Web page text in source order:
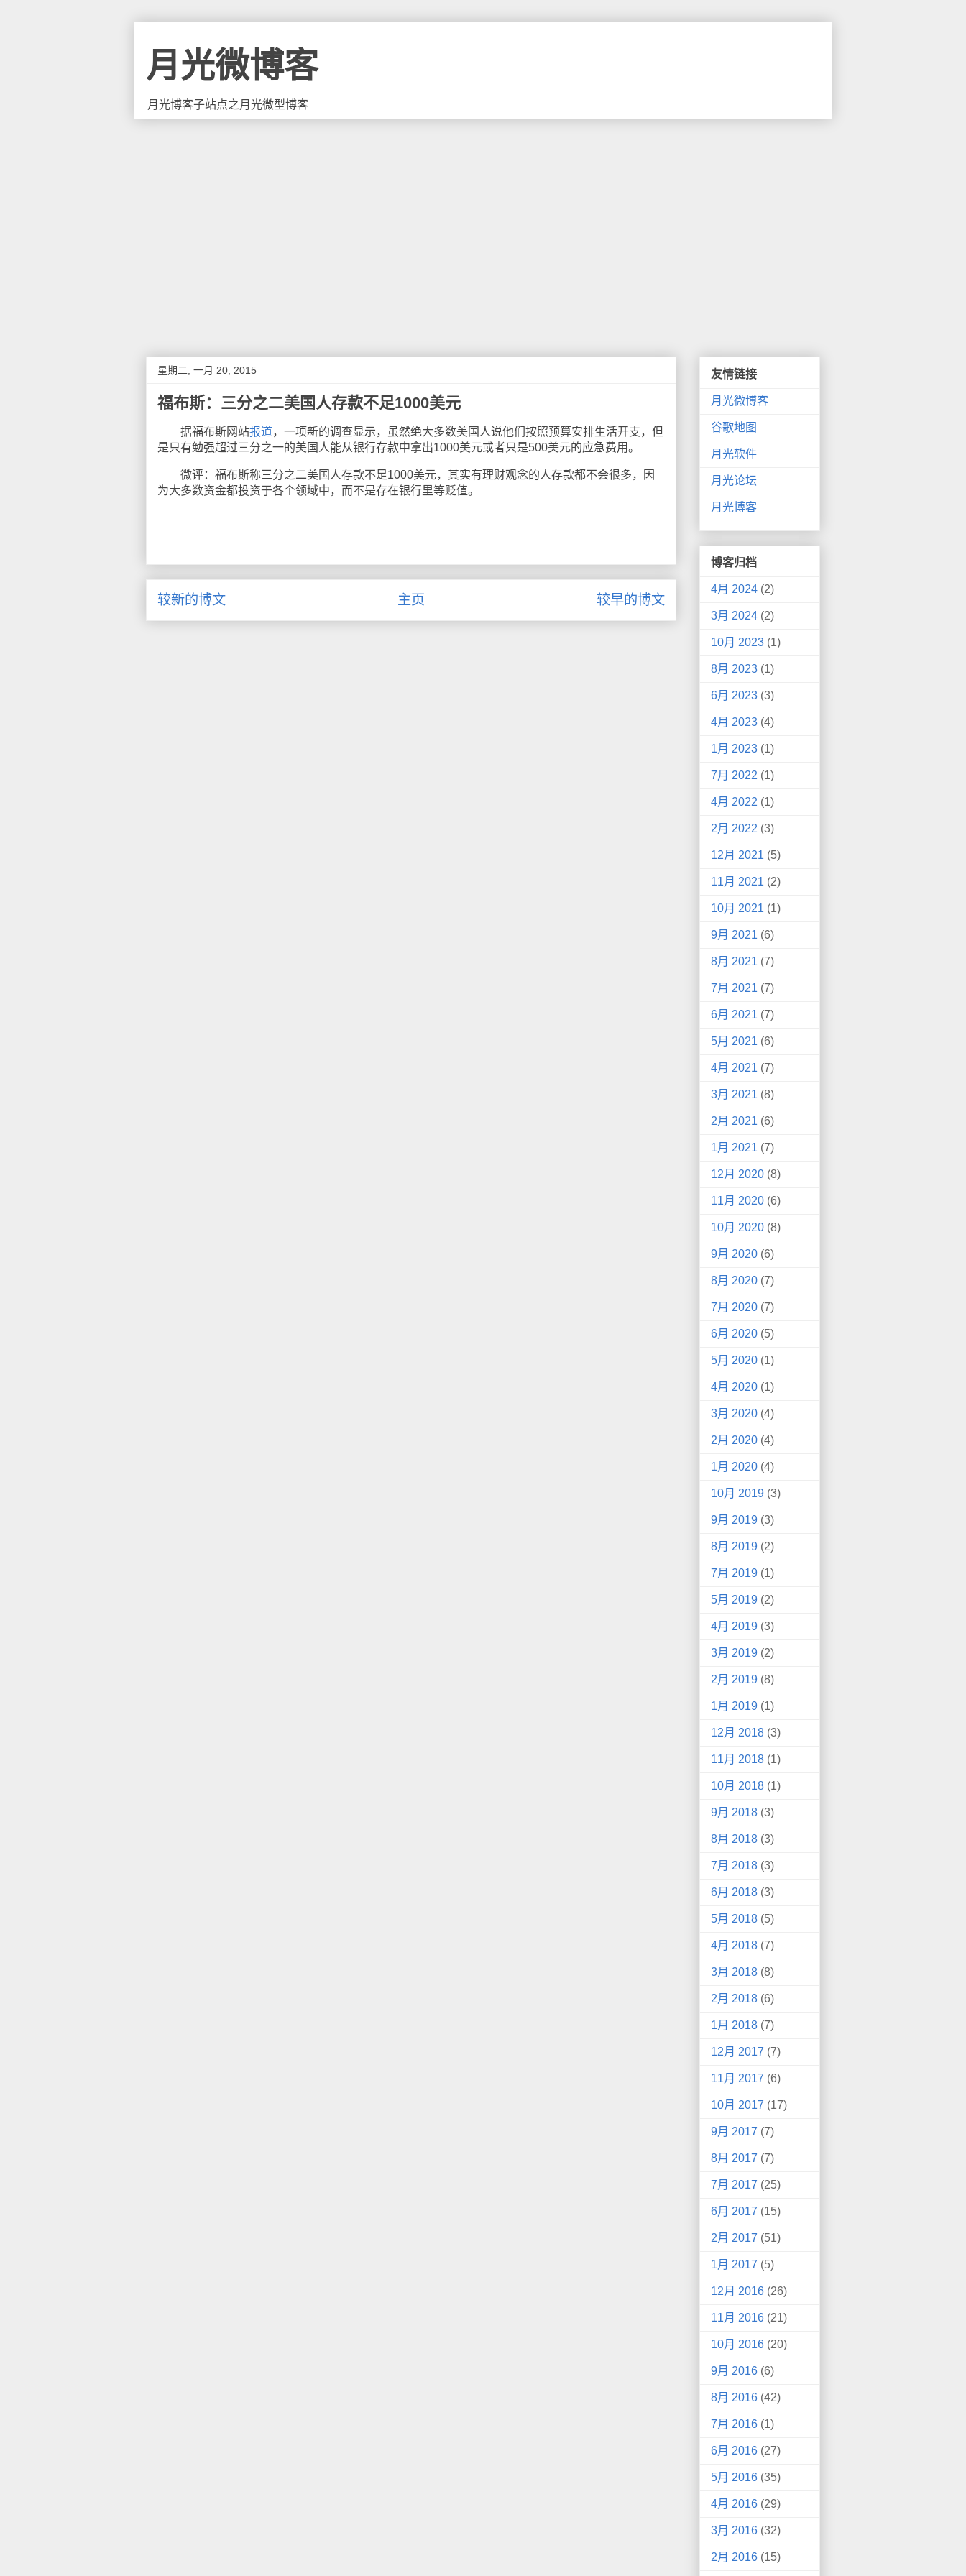
月光微博客
月光博客子站点之月光微型博客
星期二, 一月 20, 2015
福布斯：三分之二美国人存款不足1000美元
据福布斯网站报道，一项新的调查显示，虽然绝大多数美国人说他们按照预算安排生活开支，但
是只有勉强超过三分之一的美国人能从银行存款中拿出1000美元或者只是500美元的应急费用。
微评：福布斯称三分之二美国人存款不足1000美元，其实有理财观念的人存款都不会很多，因
为大多数资金都投资于各个领域中，而不是存在银行里等贬值。
较新的博文 较早的博文
主页
友情链接
月光微博客
谷歌地图
月光软件
月光论坛
月光博客
博客归档
4月 2024 (2)
3月 2024 (2)
10月 2023 (1)
8月 2023 (1)
6月 2023 (3)
4月 2023 (4)
1月 2023 (1)
7月 2022 (1)
4月 2022 (1)
2月 2022 (3)
12月 2021 (5)
11月 2021 (2)
10月 2021 (1)
9月 2021 (6)
8月 2021 (7)
7月 2021 (7)
6月 2021 (7)
5月 2021 (6)
4月 2021 (7)
3月 2021 (8)
2月 2021 (6)
1月 2021 (7)
12月 2020 (8)
11月 2020 (6)
10月 2020 (8)
9月 2020 (6)
8月 2020 (7)
7月 2020 (7)
6月 2020 (5)
5月 2020 (1)
4月 2020 (1)
3月 2020 (4)
2月 2020 (4)
1月 2020 (4)
10月 2019 (3)
9月 2019 (3)
8月 2019 (2)
7月 2019 (1)
5月 2019 (2)
4月 2019 (3)
3月 2019 (2)
2月 2019 (8)
1月 2019 (1)
12月 2018 (3)
11月 2018 (1)
10月 2018 (1)
9月 2018 (3)
8月 2018 (3)
7月 2018 (3)
6月 2018 (3)
5月 2018 (5)
4月 2018 (7)
3月 2018 (8)
2月 2018 (6)
1月 2018 (7)
12月 2017 (7)
11月 2017 (6)
10月 2017 (17)
9月 2017 (7)
8月 2017 (7)
7月 2017 (25)
6月 2017 (15)
2月 2017 (51)
1月 2017 (5)
12月 2016 (26)
11月 2016 (21)
10月 2016 (20)
9月 2016 (6)
8月 2016 (42)
7月 2016 (1)
6月 2016 (27)
5月 2016 (35)
4月 2016 (29)
3月 2016 (32)
2月 2016 (15)